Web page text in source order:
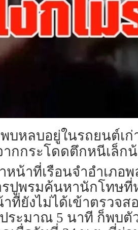
หลบอยู่ในรถยนต์เก่
กกระโดดตึกหนีเล็ก
หน้าที่เรือนจำอำเภ
ปูพรมค้นหานักโทษ
ที่ยังไม่ได้เข้าตรวจ
ประมาณ 5 นาที ก็พบ